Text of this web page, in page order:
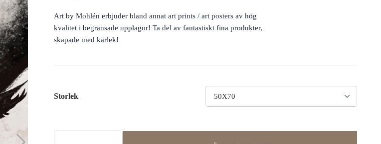
Art by Mohlén erbjuder bland annat art prints / art posters av hög
kvalitet i begränsade upplagor! Ta del av fantastiskt fina produkter,
skapade med kärlek!
Storlek